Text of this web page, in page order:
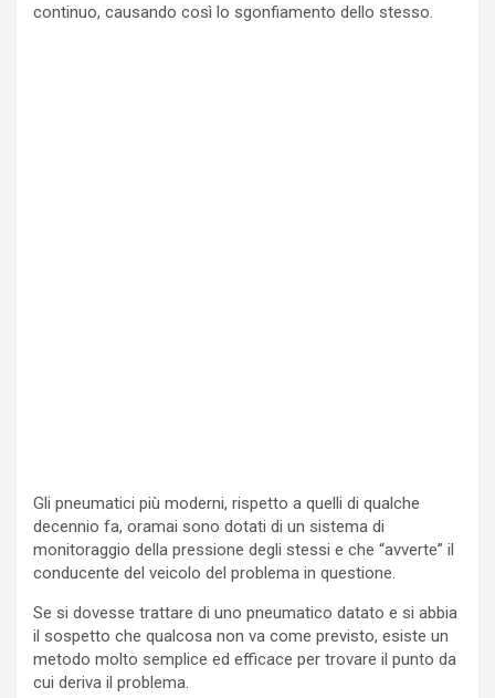
continuo, causando così lo sgonfiamento dello stesso.
Gli pneumatici più moderni, rispetto a quelli di qualche
decennio fa, oramai sono dotati di un sistema di
monitoraggio della pressione degli stessi e che “avverte” il
conducente del veicolo del problema in questione.
Se si dovesse trattare di uno pneumatico datato e si abbia
il sospetto che qualcosa non va come previsto, esiste un
metodo molto semplice ed efficace per trovare il punto da
cui deriva il problema.